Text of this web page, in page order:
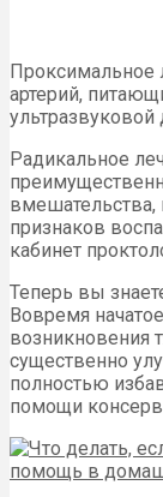
Проксимальное
артерий,
Радикальное
признаков
кабинет
Теперь вы
Вовремя
возникновения
существенно
полностью
помощи